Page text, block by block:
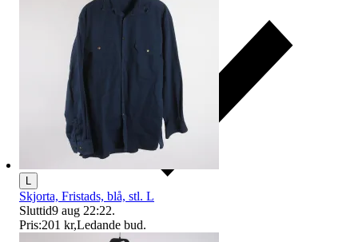
Skjorta, Fristads, blå, stl. L
Sluttid9 aug 22:22.
Pris:201 kr,Ledande bud.